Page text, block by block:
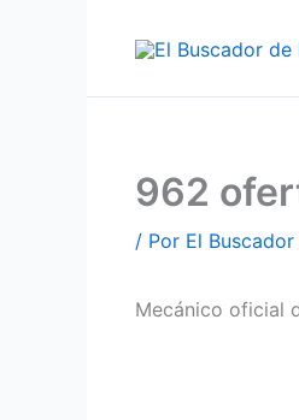
962
/ Por El
Mecánico oficial